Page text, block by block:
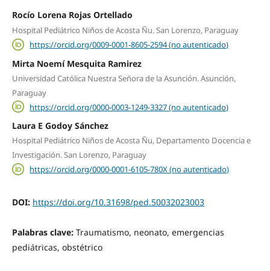
Rocío Lorena Rojas Ortellado
Hospital Pediátrico Niños de Acosta Ñu. San Lorenzo, Paraguay
https://orcid.org/0009-0001-8605-2594 (no autenticado)
Mirta Noemí Mesquita Ramirez
Universidad Católica Nuestra Señora de la Asunción. Asunción,
Paraguay
https://orcid.org/0000-0003-1249-3327 (no autenticado)
Laura E Godoy Sánchez
Hospital Pediátrico Niños de Acosta Ñu, Departamento Docencia e
Investigación. San Lorenzo, Paraguay
https://orcid.org/0000-0001-6105-780X (no autenticado)
DOI: https://doi.org/10.31698/ped.50032023003
Palabras clave: Traumatismo, neonato, emergencias
pediátricas, obstétrico